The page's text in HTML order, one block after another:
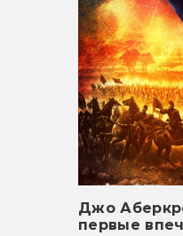
Джо
первые